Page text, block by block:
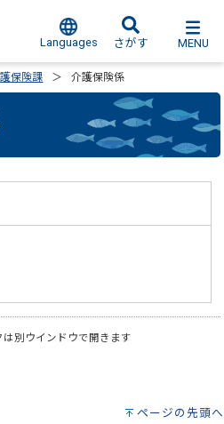
Languages さがす MENU
保険課 介護保険係
別ウインドウで開きます
ページの先頭へ